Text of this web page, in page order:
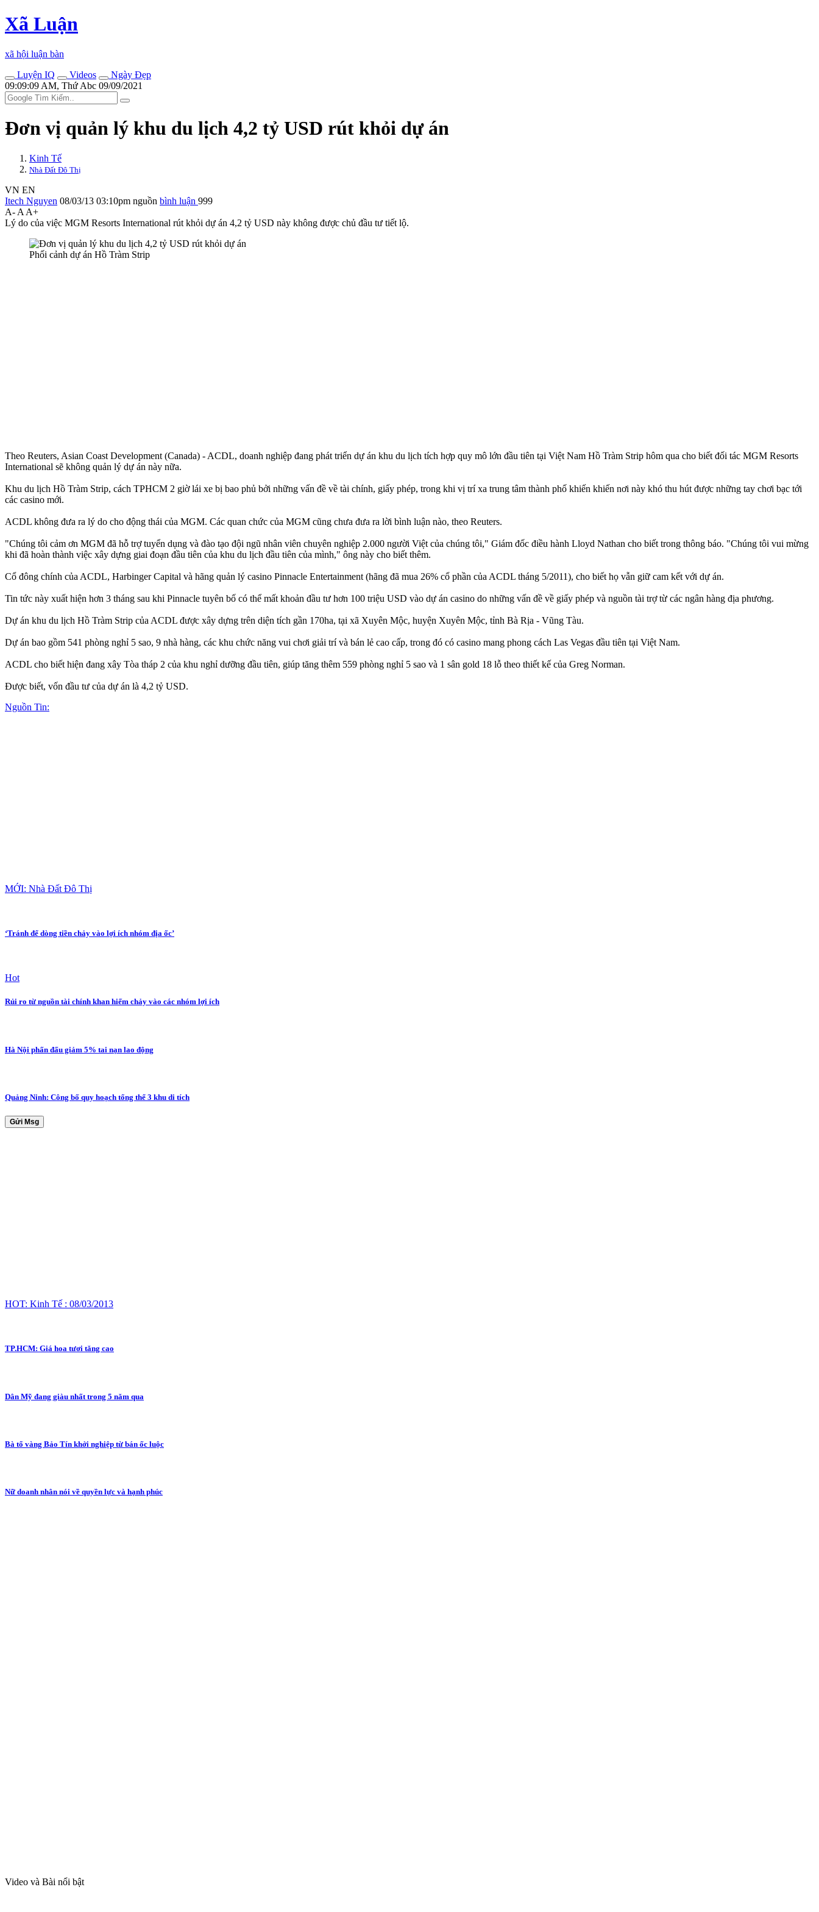
Xã Luận
xã hội luận bàn
Luyện IQ
Videos
Ngày Đẹp
09:09:09 AM, Thứ Abc 09/09/2021
Đơn vị quản lý khu du lịch 4,2 tỷ USD rút khỏi dự án
Kinh Tế
Nhà Đất Đô Thị
VN EN
Itech Nguyen 08/03/13 03:10pm nguồn bình luận 999
A- A A+
Lý do của việc MGM Resorts International rút khỏi dự án 4,2 tỷ USD này không được chủ đầu tư tiết lộ.
Phối cảnh dự án Hồ Tràm Strip
Theo Reuters, Asian Coast Development (Canada) - ACDL, doanh nghiệp đang phát triển dự án khu du lịch tích hợp quy mô lớn đầu tiên tại Việt Nam Hồ Tràm Strip hôm qua cho biết đối tác MGM Resorts
International sẽ không quản lý dự án này nữa.
Khu du lịch Hồ Tràm Strip, cách TPHCM 2 giờ lái xe bị bao phủ bởi những vấn đề về tài chính, giấy phép, trong khi vị trí xa trung tâm thành phố khiến khiến nơi này khó thu hút được những tay chơi bạc tới
các casino mới.
ACDL không đưa ra lý do cho động thái của MGM. Các quan chức của MGM cũng chưa đưa ra lời bình luận nào, theo Reuters.
"Chúng tôi cảm ơn MGM đã hỗ trợ tuyển dụng và đào tạo đội ngũ nhân viên chuyên nghiệp 2.000 người Việt của chúng tôi," Giám đốc điều hành Lloyd Nathan cho biết trong thông báo. "Chúng tôi vui mừng
khi đã hoàn thành việc xây dựng giai đoạn đầu tiên của khu du lịch đầu tiên của mình," ông này cho biết thêm.
Cổ đông chính của ACDL, Harbinger Capital và hãng quản lý casino Pinnacle Entertainment (hãng đã mua 26% cổ phần của ACDL tháng 5/2011), cho biết họ vẫn giữ cam kết với dự án.
Tin tức này xuất hiện hơn 3 tháng sau khi Pinnacle tuyên bố có thể mất khoản đầu tư hơn 100 triệu USD vào dự án casino do những vấn đề về giấy phép và nguồn tài trợ từ các ngân hàng địa phương.
Dự án khu du lịch Hồ Tràm Strip của ACDL được xây dựng trên diện tích gần 170ha, tại xã Xuyên Mộc, huyện Xuyên Mộc, tỉnh Bà Rịa - Vũng Tàu.
Dự án bao gồm 541 phòng nghỉ 5 sao, 9 nhà hàng, các khu chức năng vui chơi giải trí và bán lẻ cao cấp, trong đó có casino mang phong cách Las Vegas đầu tiên tại Việt Nam.
ACDL cho biết hiện đang xây Tòa tháp 2 của khu nghỉ dưỡng đầu tiên, giúp tăng thêm 559 phòng nghỉ 5 sao và 1 sân gold 18 lỗ theo thiết kế của Greg Norman.
Được biết, vốn đầu tư của dự án là 4,2 tỷ USD.
Nguồn Tin:
MỚI: Nhà Đất Đô Thị
‘Tránh để dòng tiền chảy vào lợi ích nhóm địa ốc’
Hot
Rủi ro từ nguồn tài chính khan hiếm chảy vào các nhóm lợi ích
Hà Nội phấn đấu giảm 5% tai nạn lao động
Quảng Ninh: Công bố quy hoạch tổng thể 3 khu di tích
Gửi Msg
HOT: Kinh Tế : 08/03/2013
TP.HCM: Giá hoa tươi tăng cao
Dân Mỹ đang giàu nhất trong 5 năm qua
Bà tổ vàng Bảo Tín khởi nghiệp từ bán ốc luộc
Nữ doanh nhân nói về quyền lực và hạnh phúc
Video và Bài nổi bật